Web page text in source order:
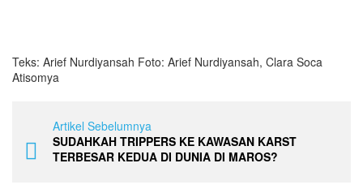
Teks: Arief Nurdiyansah Foto: Arief Nurdiyansah, Clara Soca
Atisomya
Artikel Sebelumnya
SUDAHKAH TRIPPERS KE KAWASAN KARST
TERBESAR KEDUA DI DUNIA DI MAROS?